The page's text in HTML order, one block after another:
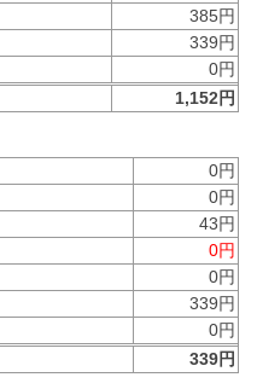
385円
339円
0円
1,152円
0円
0円
43円
0円
0円
339円
0円
339円